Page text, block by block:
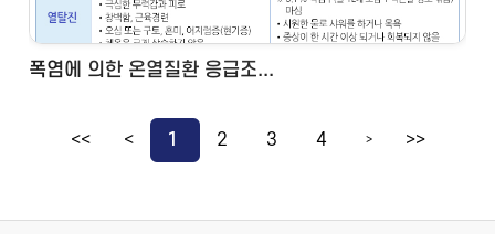
폭염에 의한 온열질환 응급조...
<< < 1 2 3 4 > >>